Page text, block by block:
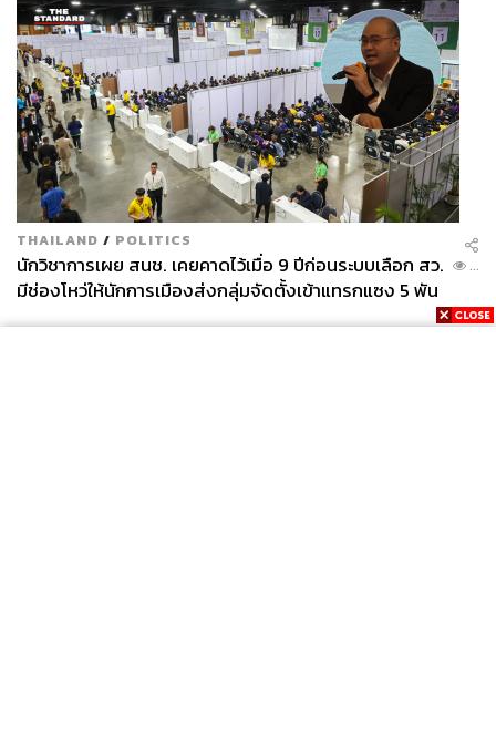
THAILAND / POLITICS
นักวิชาการเผย สนช. เคยคาดไว้เมื่อ 9 ปีก่อนระบบเลือก สว.
มีช่องโหว่ให้นักการเมืองส่งกลุ่มจัดตั้งเข้าแทรกแซง 5 พัน
ล้านยึดประเทศได้
...